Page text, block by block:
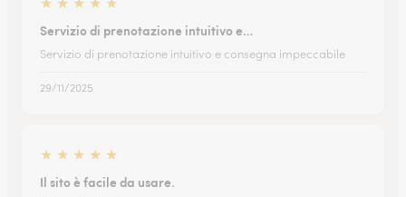
Servizio di prenotazione intuitivo e…
Servizio di prenotazione intuitivo e consegna impeccabile
29/11/2025
★ ★ ★ ★ ★
Il sito è facile da usare.